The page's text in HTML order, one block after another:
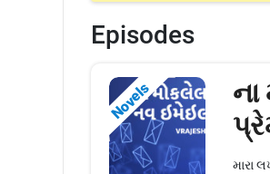
Episodes
Novels
મારા